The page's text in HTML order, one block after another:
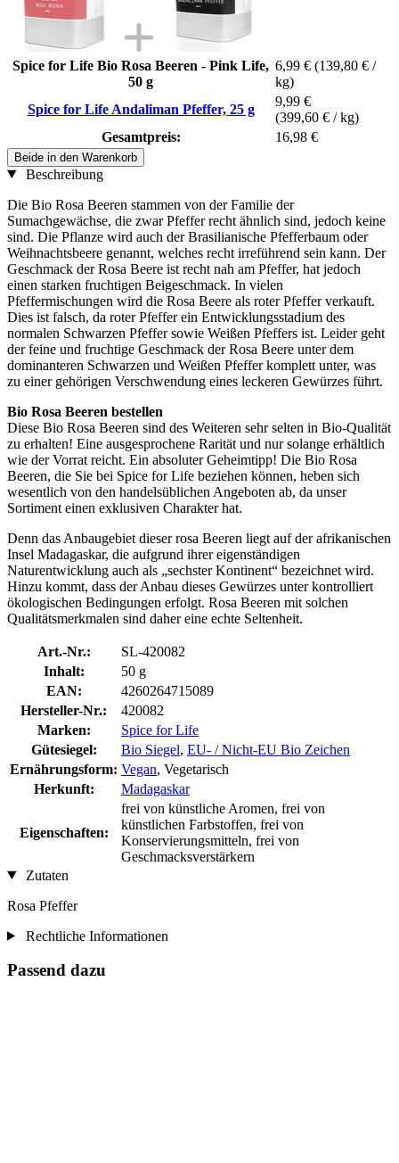
Spice for Life Bio Rosa Beeren - Pink Life,
50 g
6,99 € (139,80 € /
kg)
Spice for Life Andaliman Pfeffer, 25 g
9,99 €
(399,60 € / kg)
Gesamtpreis:
16,98 €
Beide in den Warenkorb
Beschreibung
Die Bio Rosa Beeren stammen von der Familie der
Sumachgewächse, die zwar Pfeffer recht ähnlich sind, jedoch keine
sind. Die Pflanze wird auch der Brasilianische Pfefferbaum oder
Weihnachtsbeere genannt, welches recht irreführend sein kann. Der
Geschmack der Rosa Beere ist recht nah am Pfeffer, hat jedoch
einen starken fruchtigen Beigeschmack. In vielen
Pfeffermischungen wird die Rosa Beere als roter Pfeffer verkauft.
Dies ist falsch, da roter Pfeffer ein Entwicklungsstadium des
normalen Schwarzen Pfeffer sowie Weißen Pfeffers ist. Leider geht
der feine und fruchtige Geschmack der Rosa Beere unter dem
dominanteren Schwarzen und Weißen Pfeffer komplett unter, was
zu einer gehörigen Verschwendung eines leckeren Gewürzes führt.
Bio Rosa Beeren bestellen
Diese Bio Rosa Beeren sind des Weiteren sehr selten in Bio-Qualität
zu erhalten! Eine ausgesprochene Rarität und nur solange erhältlich
wie der Vorrat reicht. Ein absoluter Geheimtipp! Die Bio Rosa
Beeren, die Sie bei Spice for Life beziehen können, heben sich
wesentlich von den handelsüblichen Angeboten ab, da unser
Sortiment einen exklusiven Charakter hat.
Denn das Anbaugebiet dieser rosa Beeren liegt auf der afrikanischen
Insel Madagaskar, die aufgrund ihrer eigenständigen
Naturentwicklung auch als „sechster Kontinent“ bezeichnet wird.
Hinzu kommt, dass der Anbau dieses Gewürzes unter kontrolliert
ökologischen Bedingungen erfolgt. Rosa Beeren mit solchen
Qualitätsmerkmalen sind daher eine echte Seltenheit.
Art.-Nr.:
SL-420082
Inhalt:
50 g
EAN:
4260264715089
Hersteller-Nr.:
420082
Marken:
Spice for Life
Gütesiegel:
Bio Siegel, EU- / Nicht-EU Bio Zeichen
Ernährungsform: Vegan, Vegetarisch
Herkunft:
Madagaskar
Eigenschaften:
frei von künstliche Aromen, frei von
künstlichen Farbstoffen, frei von
Konservierungsmitteln, frei von
Geschmacksverstärkern
Zutaten
Rosa Pfeffer
Rechtliche Informationen
Passend dazu